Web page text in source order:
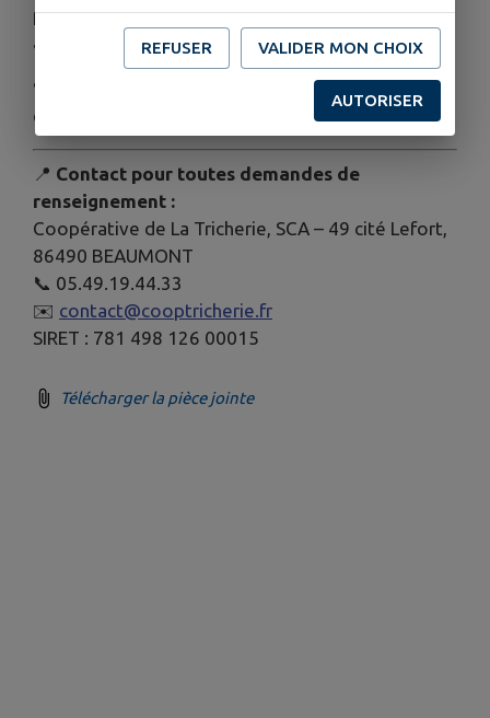
période, mais un moment clé pour notre
alimentation.
💚 Merci pour votre compréhension, et très bel
été à toutes et tous !
📍 Contact pour toutes demandes de
renseignement :
Coopérative de La Tricherie, SCA – 49 cité Lefort,
86490 BEAUMONT
📞 05.49.19.44.33
✉️ contact@cooptricherie.fr
SIRET : 781 498 126 00015
Télécharger la pièce jointe
REFUSER VALIDER MON CHOIX
AUTORISER